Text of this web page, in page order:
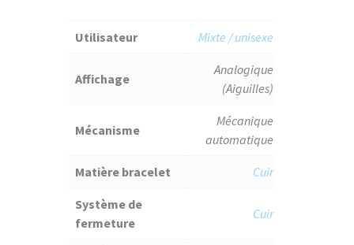
Utilisateur Mixte / unisexe
Affichage
Analogique
(Aiguilles)
Mécanisme
Mécanique
automatique
Matière bracelet Cuir
Système de
fermeture
Cuir